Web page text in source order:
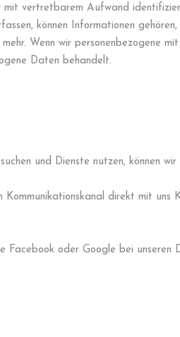
vertretbarem Aufwand
können Informationen
Wenn wir personenbezogene
Daten behandelt.
und Dienste nutzen, können
direkt mit uns
oder Google bei unseren